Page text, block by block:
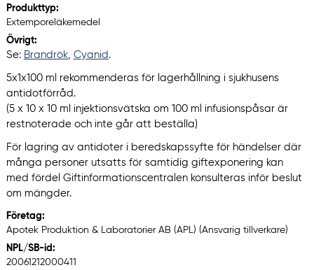
Produkttyp:
Extemporeläkemedel
Övrigt:
Se: Brandrök, Cyanid .
5x1x100 ml rekommenderas för lagerhållning i sjukhusens
antidotförråd.
(5 x 10 x 10 ml injektionsvätska om 100 ml infusionspåsar är
restnoterade och inte går att beställa)
För lagring av antidoter i beredskapssyfte för händelser där
många personer utsatts för samtidig giftexponering kan
med fördel Giftinformationscentralen konsulteras inför beslut
om mängder.
Företag:
Apotek Produktion & Laboratorier AB (APL) (Ansvarig tillverkare)
NPL/SB-id:
20061212000411